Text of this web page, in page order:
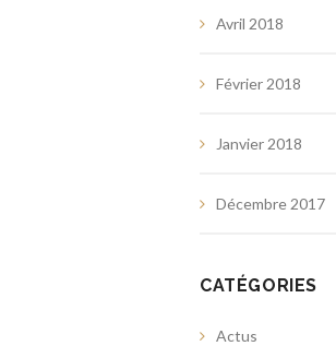
Avril 2018
Février 2018
Janvier 2018
Décembre 2017
CATÉGORIES
Actus